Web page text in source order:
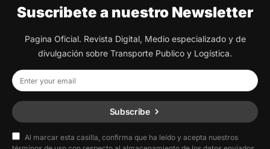
Suscribete a nuestro Newsletter
Pagina Oficial. Revista Digital, Medio especializado y de
divulgación sobre Transporte Publico y Logística.
Subscribe
Al marcar esta casilla, confirma que ha leído y acepta nuestros